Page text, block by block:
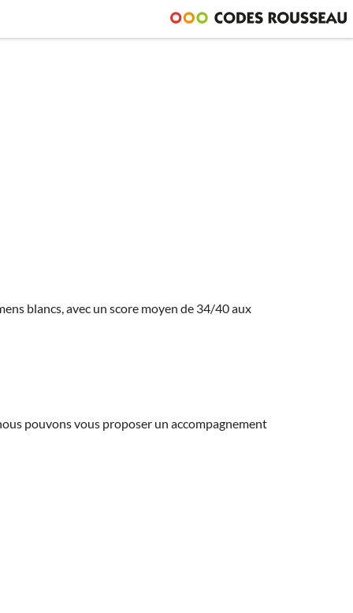
blancs, avec un score moyen de 34/40 aux
pouvons vous proposer un accompagnement